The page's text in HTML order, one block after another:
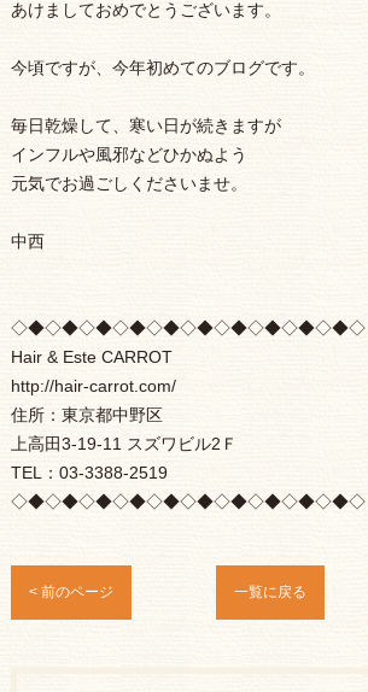
あけましておめでとうございます。
今頃ですが、今年初めてのブログです。
毎日乾燥して、寒い日が続きますが
インフルや風邪などひかぬよう
元気でお過ごしくださいませ。
中西
◇◆◇◆◇◆◇◆◇◆◇◆◇◆◇◆◇◆◇◆◇
Hair & Este CARROT
http://hair-carrot.com/
住所：東京都中野区
上高田3-19-11 スズワビル2Ｆ
TEL：03-3388-2519
◇◆◇◆◇◆◇◆◇◆◇◆◇◆◇◆◇◆◇◆◇
< 前のページ 一覧に戻る